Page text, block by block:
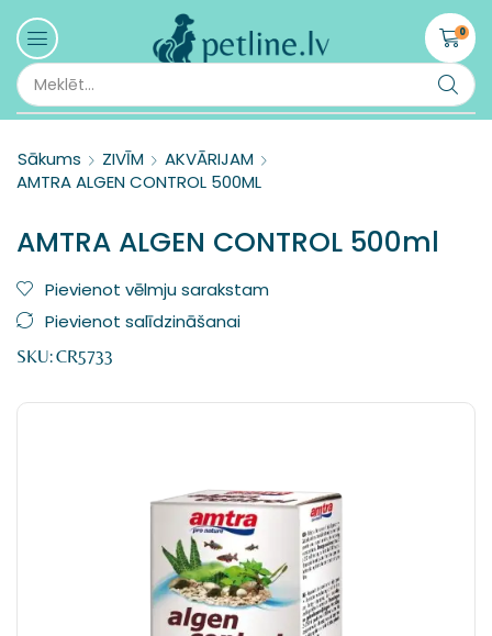
0
Sākums ZIVĪM
AKVĀRIJAM
AMTRA ALGEN CONTROL 500ML
AMTRA ALGEN CONTROL 500ml
Pievienot vēlmju sarakstam
Pievienot salīdzināšanai
SKU:CR5733